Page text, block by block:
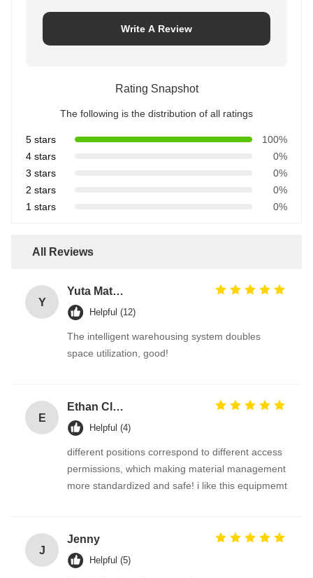
Write A Review
Rating Snapshot
The following is the distribution of all ratings
5 stars
100%
4 stars
0%
3 stars
0%
2 stars
0%
1 stars
0%
All Reviews
Y
Yuta Matsumoto
Helpful (12)
The intelligent warehousing system doubles
space utilization, good!
E
Ethan Clark
Helpful (4)
different positions correspond to different access
permissions, which making material management
more standardized and safe! i like this equipmemt
J
Jenny
Helpful (5)